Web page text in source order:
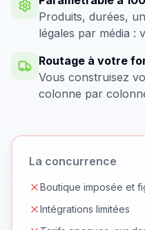
Produits, durées,
légales par média :
Routage à votre
Vous construisez
colonne par
La concurrence
Boutique imposée et
Intégrations limitées